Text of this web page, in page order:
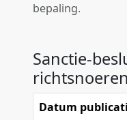
bepaling.
Sanctie-
richtsnoeren
Datum